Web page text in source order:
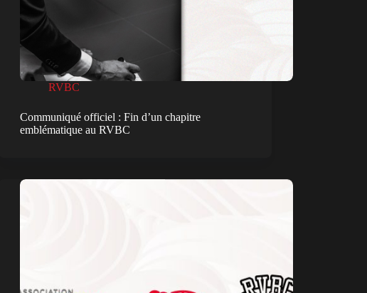
RVBC
Communiqué officiel : Fin d’un chapitre
emblématique au RVBC